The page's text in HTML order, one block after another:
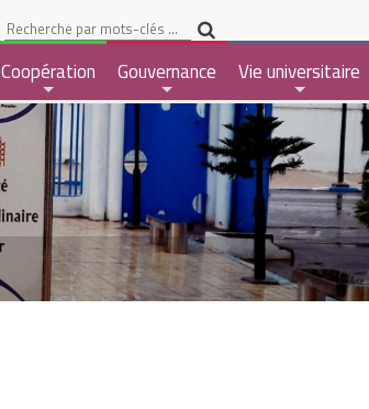
+
Coopération
+
Gouvernance
+
Vie universitaire